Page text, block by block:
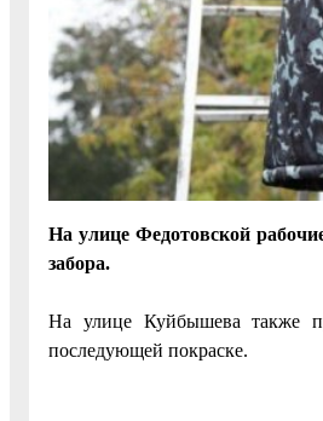
На улице Федотовской
забора.
На улице Куйбышева также
последующей покраске.